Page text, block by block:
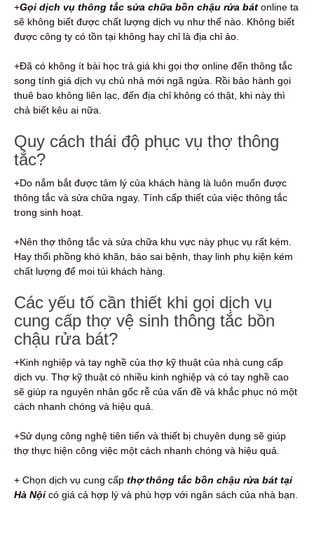
+Gọi dịch vụ thông tắc sửa chữa bồn chậu rửa bát online ta
sẽ không biết được chất lượng dịch vụ như thế nào. Không biết
được công ty có tồn tại không hay chỉ là địa chỉ ảo.
+Đã có không ít bài học trả giá khi gọi thợ online đến thông tắc
song tính giá dịch vụ chủ nhà mới ngã ngửa. Rồi bảo hành gọi
thuê bao không liên lạc, đến địa chỉ không có thật, khi này thì
chả biết kêu ai nữa.
Quy cách thái độ phục vụ thợ thông
tắc?
+Do nắm bắt được tâm lý của khách hàng là luôn muốn được
thông tắc và sửa chữa ngay. Tính cấp thiết của việc thông tắc
trong sinh hoạt.
+Nên thợ thông tắc và sửa chữa khu vực này phục vụ rất kém.
Hay thổi phồng khó khăn, báo sai bệnh, thay linh phụ kiện kém
chất lượng để moi túi khách hàng.
Các yếu tố cần thiết khi gọi dịch vụ
cung cấp thợ vệ sinh thông tắc bồn
chậu rửa bát?
+Kinh nghiệp và tay nghề của thợ kỹ thuật của nhà cung cấp
dịch vụ. Thợ kỹ thuật có nhiều kinh nghiệp và có tay nghề cao
sẽ giúp ra nguyên nhân gốc rễ của vấn đề và khắc phục nó một
cách nhanh chóng và hiệu quả.
+Sử dụng công nghệ tiên tiến và thiết bị chuyên dụng sẽ giúp
thợ thực hiện công việc một cách nhanh chóng và hiệu quả.
+ Chọn dịch vụ cung cấp thợ thông tắc bồn chậu rửa bát tại
Hà Nội có giá cả hợp lý và phù hợp với ngân sách của nhà bạn.